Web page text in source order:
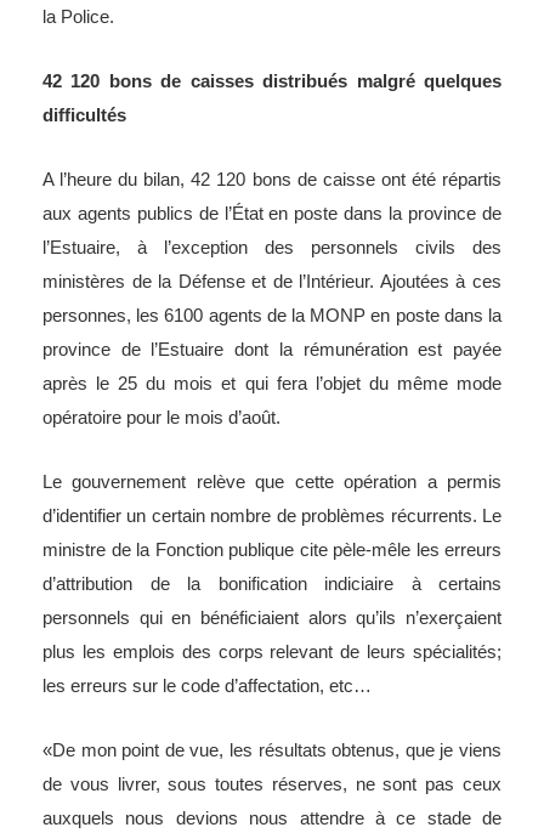
la Police.
42 120 bons de caisses distribués malgré quelques
difficultés
A l’heure du bilan, 42 120 bons de caisse ont été répartis
aux agents publics de l’État en poste dans la province de
l’Estuaire, à l’exception des personnels civils des
ministères de la Défense et de l’Intérieur. Ajoutées à ces
personnes, les 6100 agents de la MONP en poste dans la
province de l’Estuaire dont la rémunération est payée
après le 25 du mois et qui fera l’objet du même mode
opératoire pour le mois d’août.
Le gouvernement relève que cette opération a permis
d’identifier un certain nombre de problèmes récurrents. Le
ministre de la Fonction publique cite pèle-mêle les erreurs
d’attribution de la bonification indiciaire à certains
personnels qui en bénéficiaient alors qu’ils n’exerçaient
plus les emplois des corps relevant de leurs spécialités;
les erreurs sur le code d’affectation, etc…
«De mon point de vue, les résultats obtenus, que je viens
de vous livrer, sous toutes réserves, ne sont pas ceux
auxquels nous devions nous attendre à ce stade de